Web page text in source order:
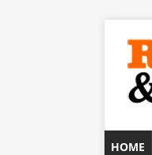
HOME